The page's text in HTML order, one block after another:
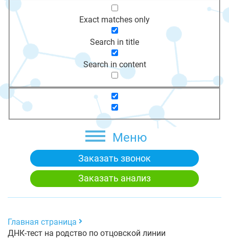
Exact matches only
Search in title
Search in content
Меню
Заказать звонок
Заказать анализ
Главная страница
ДНК-тест на родство по отцовской линии